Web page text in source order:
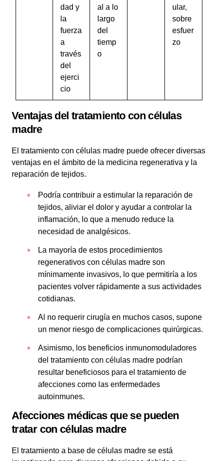
dad y
la
fuerza
a
través
del
ejerci
cio
al a lo
largo
del
tiemp
o
ular,
sobre
esfuer
zo
Ventajas del tratamiento con células
madre
El tratamiento con células madre puede ofrecer diversas
ventajas en el ámbito de la medicina regenerativa y la
reparación de tejidos.
Podría contribuir a estimular la reparación de
tejidos, aliviar el dolor y ayudar a controlar la
inflamación, lo que a menudo reduce la
necesidad de analgésicos.
La mayoría de estos procedimientos
regenerativos con células madre son
mínimamente invasivos, lo que permitiría a los
pacientes volver rápidamente a sus actividades
cotidianas.
Al no requerir cirugía en muchos casos, supone
un menor riesgo de complicaciones quirúrgicas.
Asimismo, los beneficios inmunomoduladores
del tratamiento con células madre podrían
resultar beneficiosos para el tratamiento de
afecciones como las enfermedades
autoinmunes.
Afecciones médicas que se pueden
tratar con células madre
El tratamiento a base de células madre se está